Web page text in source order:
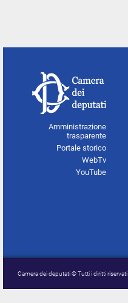
Amministrazione
trasparente
Portale storico
WebTv
YouTube
Camera dei deputati © Tutti i diritti riservati